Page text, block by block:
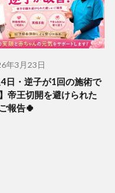
年3月23日
4日・逆子が1回の施術で
帝王切開を避けられた
報告🍀